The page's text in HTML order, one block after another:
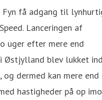
Fyn få adgang til
Lanceringen af
uger efter mere end
Østjylland blev lukket
dermed kan mere end
hastigheder på op